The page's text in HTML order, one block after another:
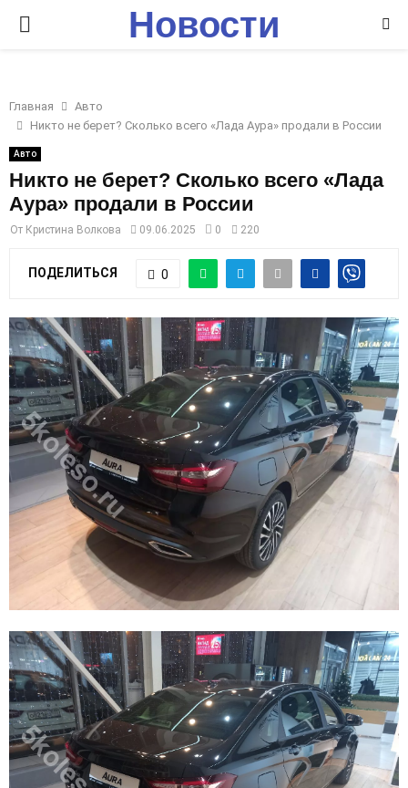
P
I
M
A
R
Y
M
E
N
U
Новости
Главная
Авто
Никто не берет? Сколько всего «Лада Аура» продали в России
Авто
Никто не берет? Сколько всего «Лада
Аура» продали в России
От Кристина Волкова 09.06.2025 0 220
ПОДЕЛИТЬСЯ 0